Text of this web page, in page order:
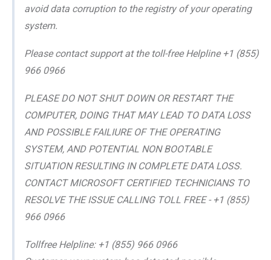
avoid data corruption to the registry of your operating
system.
Please contact support at the toll-free Helpline +1 (855)
966 0966
PLEASE DO NOT SHUT DOWN OR RESTART THE
COMPUTER, DOING THAT MAY LEAD TO DATA LOSS
AND POSSIBLE FAILIURE OF THE OPERATING
SYSTEM, AND POTENTIAL NON BOOTABLE
SITUATION RESULTING IN COMPLETE DATA LOSS.
CONTACT MICROSOFT CERTIFIED TECHNICIANS TO
RESOLVE THE ISSUE CALLING TOLL FREE - +1 (855)
966 0966
Tollfree Helpline: +1 (855) 966 0966